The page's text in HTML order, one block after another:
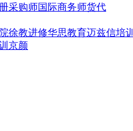
采购师国际商务师货代
徐教进修华思教育迈兹信培训
京颜